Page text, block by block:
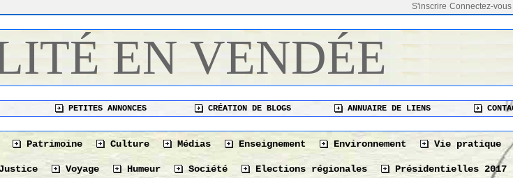
Connectez-vous
S'inscrire
EN VENDÉE
PETITES ANNONCES CRÉATION DE BLOGS ANNUAIRE DE LIENS
Patrimoine Culture Médias Enseignement Environnement Vie pratique
Voyage Humeur Société Elections régionales Présidentielles 2017